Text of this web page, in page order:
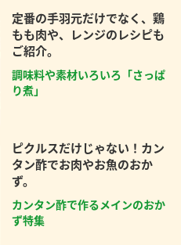
定番の手羽元だけでなく、鶏
もも肉や、レンジのレシピも
ご紹介。
調味料や素材いろいろ「さっぱ
り煮」
ピクルスだけじゃない！カン
タン酢でお肉やお魚のおか
ず。
カンタン酢で作るメインのおか
ず特集